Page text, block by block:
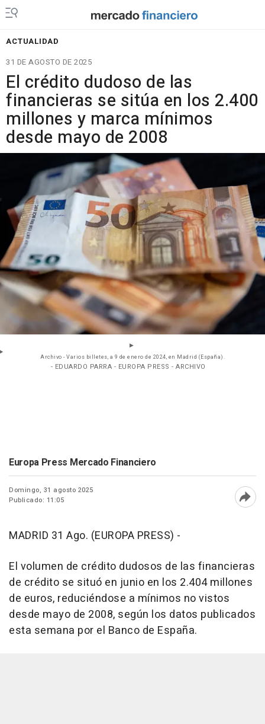
ACTUALIDAD
31 DE AGOSTO DE 2025
El crédito dudoso de las
financieras se sitúa en los 2.400
millones y marca mínimos
desde mayo de 2008
Archivo - Varios billetes, a 9 de enero de 2024, en Madrid (España).
- EDUARDO PARRA - EUROPA PRESS - ARCHIVO
Europa Press Mercado Financiero
Domingo, 31 agosto 2025
Publicado: 11:05
MADRID 31 Ago. (EUROPA PRESS) -
El volumen de crédito dudosos de las financieras
de crédito se situó en junio en los 2.404 millones
de euros, reduciéndose a mínimos no vistos
desde mayo de 2008, según los datos publicados
esta semana por el Banco de España.